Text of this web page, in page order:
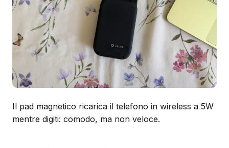
Il pad magnetico ricarica il telefono in wireless a 5W
mentre digiti: comodo, ma non veloce.